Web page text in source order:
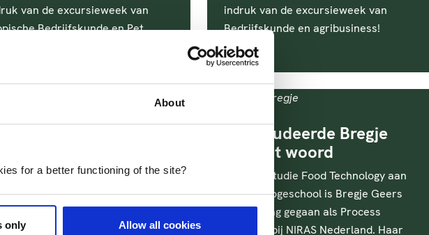
About
for a better functioning of the site?
only Allow all cookies
van de excursieweek van
Bedrijfskunde en Pet
indruk van de excursieweek van
Bedrijfskunde en agribusiness!
Jansen is 27 jaar en woont in ’s-
In juli 2024
ze af aan de HAS Green
waar ze de opleiding Food
Afgestudeerde Bregje
aan het woord
Na haar studie Food Technology aan
de HAS Hogeschool is Bregje Geers
aan de slag gegaan als Process
Engineer bij NIRAS Nederland. Haar